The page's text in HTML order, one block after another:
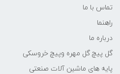
تماس با ما
راهنما
درباره ما
گل پیچ گل مهره وپیچ خروسکی
پایه های ماشین آلات صنعتی